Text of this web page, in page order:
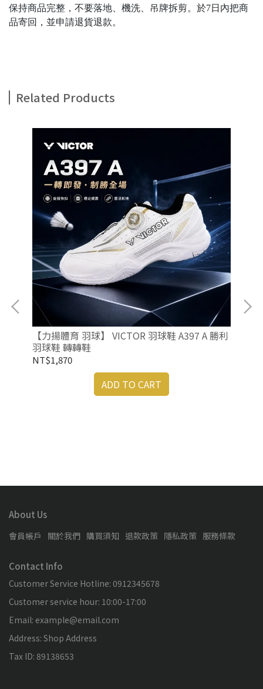
保持商品完整，不要落地、機洗、吊牌拆剪。於7日內把商
品寄回，並申請退貨退款。
Related Products
【力揚體育 羽球】 VICTOR 羽球鞋 A397 A 勝利
羽球鞋 轉轉鞋
NT$1,870
ADD TO CART
About Us
會員帳戶 關於我們 購買須知 退款政策 隱私政策 服務條款
Contact Info
Customer Service Hotline: 0912345678
Customer service hour: 10:00-17:00
Email: example@email.com
Address: Shop Address
Tax ID: 89138653